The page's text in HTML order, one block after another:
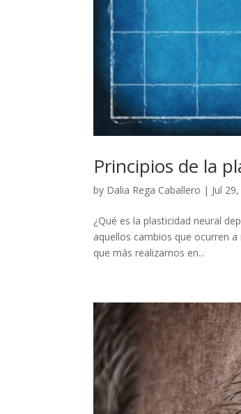
Principios de la
by Dalia Rega Caballero | Jul
¿Qué es la plasticidad neural
aquellos cambios que ocurren
que más realizamos en...